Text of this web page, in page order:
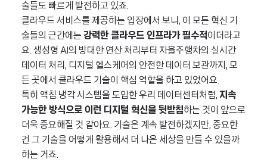
술들도 빠르게 발전하고 있죠.
클라우드 서비스를 제공하는 입장에서 보니, 이 모든 혁신 기
술들의 근간에는 강력한 클라우드 인프라가 필수적이더라고
요. 생성형 AI의 방대한 연산 처리부터 자율주행차의 실시간
데이터 처리, 디지털 헬스케어의 안전한 데이터 보관까지, 모
든 곳에서 클라우드 기술이 핵심 역할을 하고 있었어요.
특히 액침 냉각 시스템을 도입한 우리 데이터센터처럼, 지속
가능한 방식으로 이런 디지털 혁신을 뒷받침하는 것이 앞으로
더욱 중요해질 것 같아요. 기술은 계속 발전하겠지만, 중요한
건 그 기술을 어떻게 활용해서 더 나은 세상을 만들 수 있을까
하는 거죠.